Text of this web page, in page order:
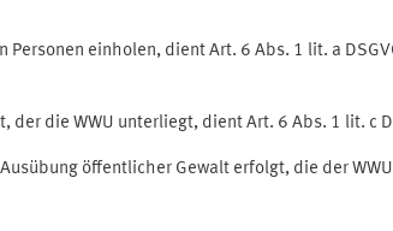
einholen, dient Art. 6 Abs. 1 lit. a
die WWU unterliegt, dient Art. 6 Abs. 1 lit. c
öffentlicher Gewalt erfolgt, die der